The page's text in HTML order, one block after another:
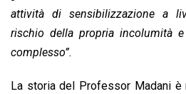
attività di sensibilizzazione a
rischio della propria incolumità
complesso”.
La storia del Professor Madani è